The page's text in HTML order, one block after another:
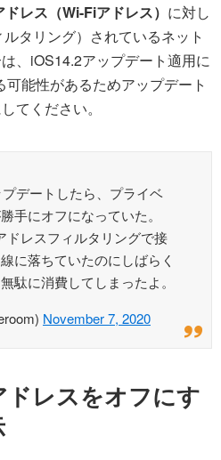
レス（Wi-Fiアドレス） に対し
タリング）されているネット
、iOS14.2アップデート適用に
能性があるためアップデート
てください。
デートしたら、プライベ
手にオフになっていた。
ドレスフィルタリングで接
に落ちていたのにしばらく
駄に消費してしまったよ。
November 7, 2020
レスをオフにす